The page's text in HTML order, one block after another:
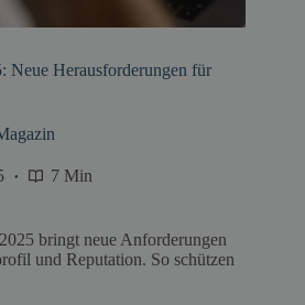
Neue Herausforderungen für
7 Min
bringt neue Anforderungen
und Reputation. So schützen